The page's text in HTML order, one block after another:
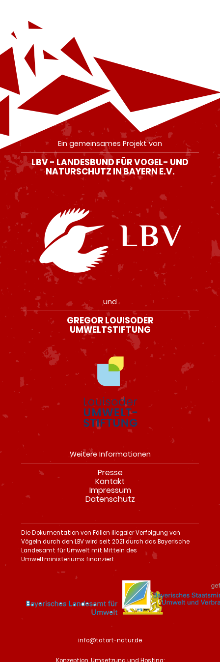
Ein gemeinsames Projekt von
LBV - LANDESBUND FÜR VOGEL- UND
NATURSCHUTZ IN BAYERN E.V.
und
GREGOR LOUISODER
UMWELTSTIFTUNG
Weitere Informationen
Navigation
überspringen
Presse
Kontakt
Impressum
Datenschutz
Die Dokumentation von Fällen illegaler Verfolgung von
Vögeln durch den LBV wird seit 2021 durch das Bayerische
Landesamt für Umwelt mit Mitteln des
Umweltministeriums finanziert.
info@tatort-natur.de